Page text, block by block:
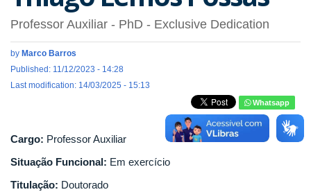
Professor Auxiliar - PhD - Exclusive Dedication
by Marco Barros
Published: 11/12/2023 - 14:28
Last modification: 14/03/2025 - 15:13
Whatsapp
Cargo: Professor Auxiliar
Situação Funcional: Em exercício
Titulação: Doutorado